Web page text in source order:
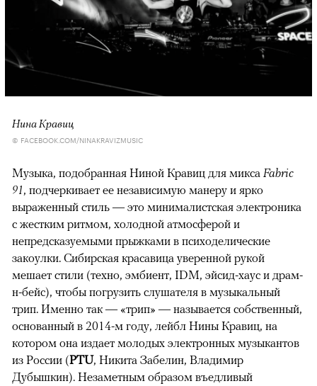
Нина Кравиц
© FACEBOOK.COM/NINAKRAVIZMUSIC
Музыка, подобранная Ниной Кравиц для микса Fabric
91, подчеркивает ее независимую манеру и ярко
выраженный стиль — это минималистская электроника
с жестким ритмом, холодной атмосферой и
непредсказуемыми прыжками в психоделические
закоулки. Сибирская красавица уверенной рукой
мешает стили (техно, эмбиент, IDM, эйсид-хаус и драм-
н-бейс), чтобы погрузить слушателя в музыкальный
трип. Именно так — «трип» — называется собственный,
основанный в 2014-м году, лейбл Нины Кравиц, на
котором она издает молодых электронных музыкантов
из России (PTU, Никита Забелин, Владимир
Дубышкин). Незаметным образом въедливый